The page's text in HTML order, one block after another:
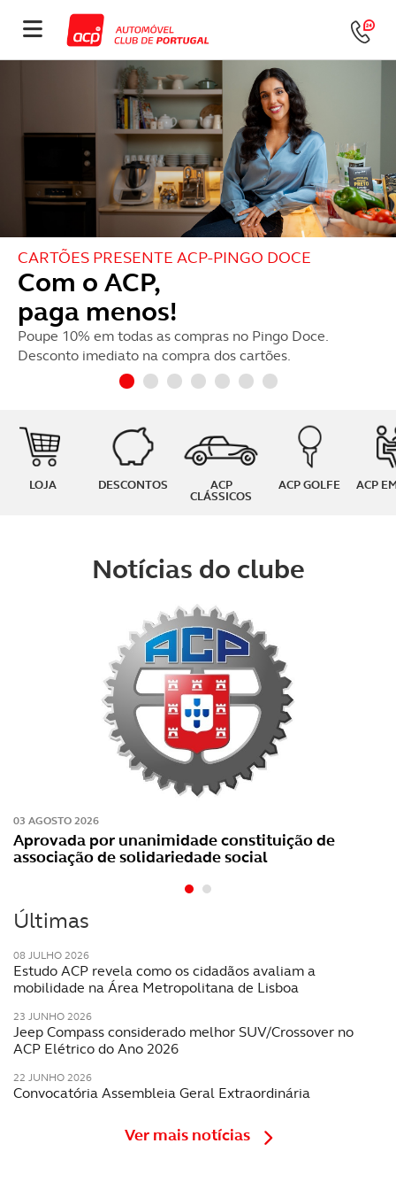
CARTÕES PRESENTE ACP-PINGO DOCE
Com o ACP,
paga menos!
Poupe 10% em todas as compras no Pingo Doce.
Desconto imediato na compra dos cartões.
LOJA DESCONTOS ACP
CLÁSSICOS
ACP GOLFE ACP
Notícias do clube
03 AGOSTO 2026
Aprovada por unanimidade constituição de
associação de solidariedade social
Últimas
08 JULHO 2026
Estudo ACP revela como os cidadãos avaliam a
mobilidade na Área Metropolitana de Lisboa
23 JUNHO 2026
Jeep Compass considerado melhor SUV/Crossover no
ACP Elétrico do Ano 2026
22 JUNHO 2026
Convocatória Assembleia Geral Extraordinária
Ver mais notícias